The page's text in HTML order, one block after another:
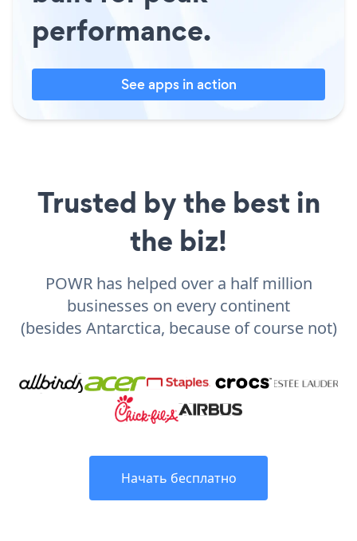
performance.
See apps in action
Trusted by the best in
the biz!
POWR has helped over a half million
businesses on every continent
(besides Antarctica, because of course not)
Начать бесплатно